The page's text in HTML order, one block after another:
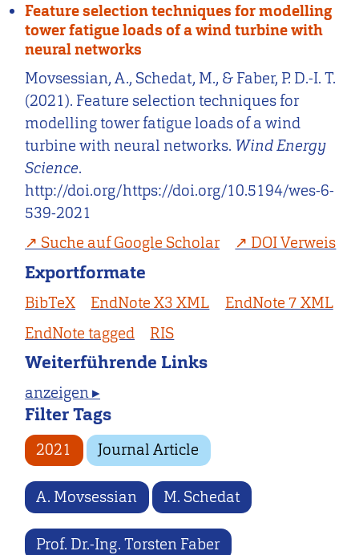
Feature selection techniques for modelling
tower fatigue loads of a wind turbine with
neural networks
Movsessian, A., Schedat, M., & Faber, P. D.-I. T.
(2021). Feature selection techniques for
modelling tower fatigue loads of a wind
turbine with neural networks. Wind Energy
Science.
http://doi.org/https://doi.org/10.5194/wes-6-
539-2021
Suche auf Google Scholar
DOI Verweis
Exportformate
BibTeX EndNote X3 XML
EndNote 7 XML
EndNote tagged
RIS
Weiterführende Links
anzeigen ▸
Filter Tags
2021 Journal Article
A. Movsessian M. Schedat
Prof. Dr.-Ing. Torsten Faber